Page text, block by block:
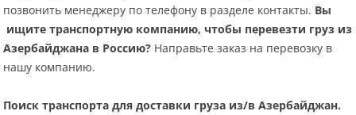
позвонить менеджеру по телефону в разделе контакты. Вы
ищите транспортную компанию, чтобы перевезти груз из
Азербайджана в Россию? Направьте заказ на перевозку в
нашу компанию.
Поиск транспорта для доставки груза из/в Азербайджан.